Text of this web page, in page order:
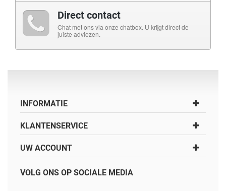
Direct contact
Chat met ons via onze chatbox. U krijgt direct de
juiste adviezen.
INFORMATIE
KLANTENSERVICE
UW ACCOUNT
VOLG ONS OP SOCIALE MEDIA